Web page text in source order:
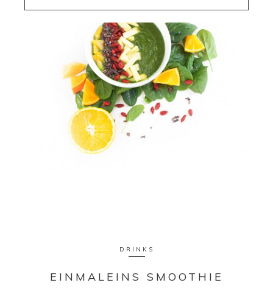
DRINKS
EINMALEINS SMOOTHIE